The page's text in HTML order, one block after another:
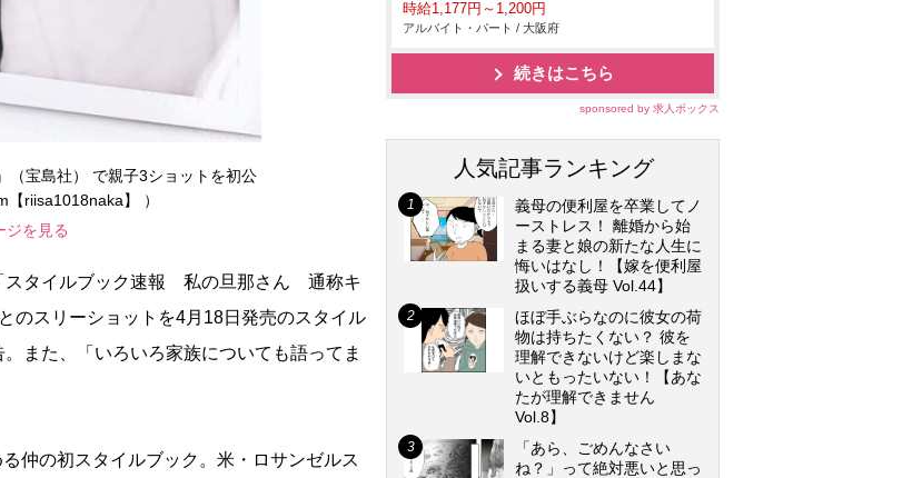
（宝島社） で親子3ショットを初公
riisa1018naka】 ）
ジを見る
スタイルブック速報 私の旦那さん 通称キ
のスリーショットを4月18日発売のスタイル
また、「いろいろ家族についても語ってま
仲の初スタイルブック。米・ロサンゼルス
時給1,177円～1,200円
アルバイト・パート / 大阪府
続きはこちら
sponsored by 求人ボックス
人気記事ランキング
義母の便利屋を卒業してノ
ーストレス！ 離婚から始
まる妻と娘の新たな人生に
悔いはなし！【嫁を便利屋
扱いする義母 Vol.44】
ほぼ手ぶらなのに彼女の荷
物は持ちたくない？ 彼を
理解できないけど楽しまな
いともったいない！【あな
たが理解できません
Vol.8】
「あら、ごめんなさい
ね？」って絶対悪いと思っ